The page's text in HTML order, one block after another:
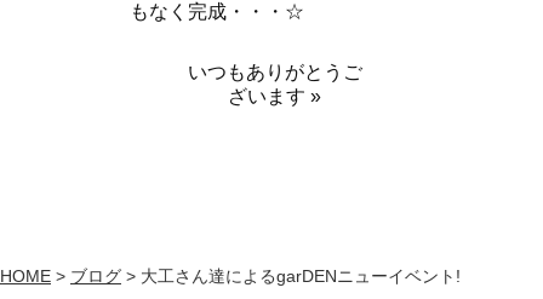
もなく完成・・・☆
いつもありがとうご
ざいます »
HOME > ブログ > 大工さん達によるgarDENニューイベント!